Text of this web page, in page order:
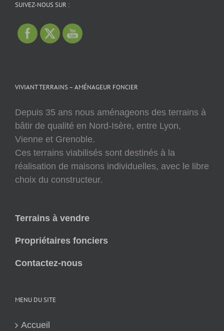
SUIVEZ-NOUS SUR :
VIVIANT TERRAINS – AMÉNAGEUR FONCIER
Depuis 35 ans nous aménageons des terrains à
bâtir de qualité en Nord-Isère, entre Lyon,
Vienne et Grenoble.
Ces terrains viabilisés sont destinés à la
réalisation de maisons individuelles, avec le libre
choix du constructeur.
Terrains à vendre
Propriétaires fonciers
Contactez-nous
MENU DU SITE
Accueil